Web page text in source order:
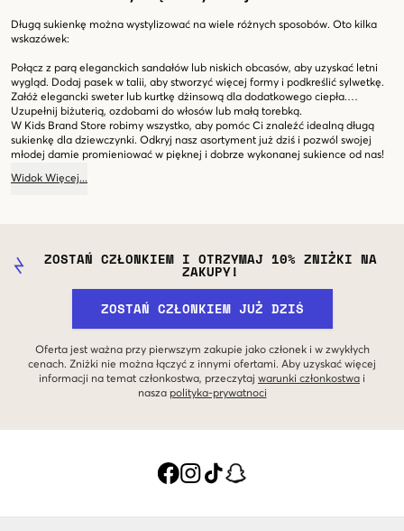
Długą sukienkę można wystylizować na wiele różnych sposobów. Oto kilka
wskazówek:
Połącz z parą eleganckich sandałów lub niskich obcasów, aby uzyskać letni
wygląd. Dodaj pasek w talii, aby stworzyć więcej formy i podkreślić sylwetkę.
Załóż elegancki sweter lub kurtkę dżinsową dla dodatkowego ciepła.
Uzupełnij biżuterią, ozdobami do włosów lub małą torebką.
W Kids Brand Store robimy wszystko, aby pomóc Ci znaleźć idealną długą
sukienkę dla dziewczynki. Odkryj nasz asortyment już dziś i pozwól swojej
młodej damie promieniować w pięknej i dobrze wykonanej sukience od nas!
Widok Więcej...
ZOSTAŃ CZŁONKIEM I OTRZYMAJ 10% ZNIŻKI NA
ZAKUPY!
ZOSTAŃ CZŁONKIEM JUŻ DZIŚ
Oferta jest ważna przy pierwszym zakupie jako członek i w zwykłych
cenach. Zniżki nie można łączyć z innymi ofertami. Aby uzyskać więcej
informacji na temat członkostwa, przeczytaj warunki członkostwa i
nasza polityka-prywatnoci